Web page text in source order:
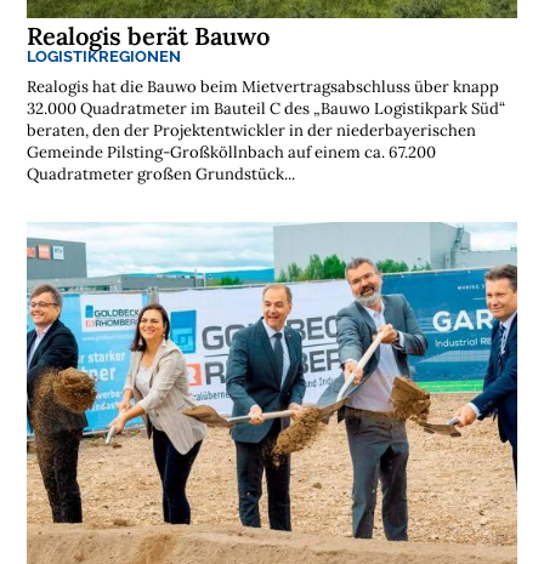
n
i
e
e
n
Realogis berät Bauwo
LOGISTIKREGIONEN
Realogis hat die Bauwo beim Mietvertragsabschluss über knapp
32.000 Quadratmeter im Bauteil C des „Bauwo Logistikpark Süd“
beraten, den der Projektentwickler in der niederbayerischen
Gemeinde Pilsting-Großköllnbach auf einem ca. 67.200
Quadratmeter großen Grundstück...